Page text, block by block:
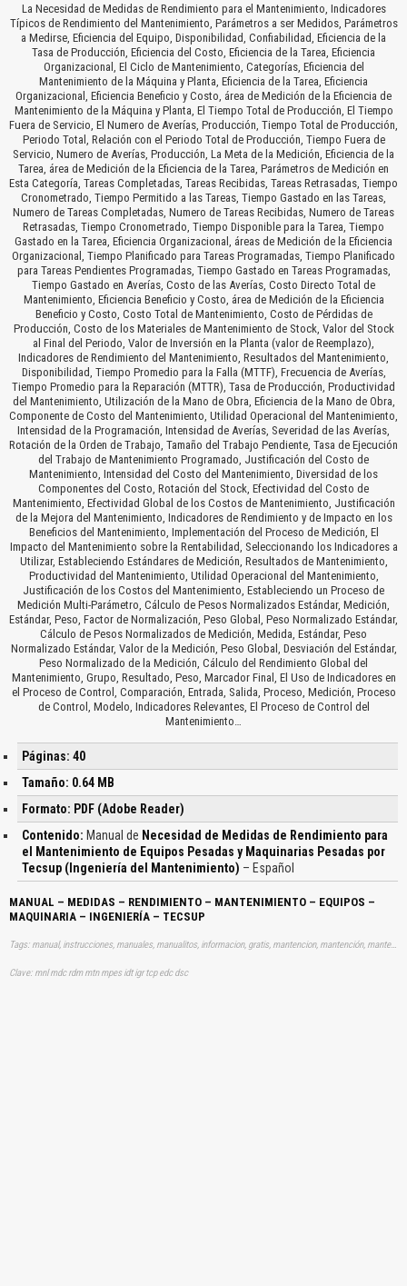
La Necesidad de Medidas de Rendimiento para el Mantenimiento, Indicadores
Típicos de Rendimiento del Mantenimiento, Parámetros a ser Medidos, Parámetros
a Medirse, Eficiencia del Equipo, Disponibilidad, Confiabilidad, Eficiencia de la
Tasa de Producción, Eficiencia del Costo, Eficiencia de la Tarea, Eficiencia
Organizacional, El Ciclo de Mantenimiento, Categorías, Eficiencia del
Mantenimiento de la Máquina y Planta, Eficiencia de la Tarea, Eficiencia
Organizacional, Eficiencia Beneficio y Costo, área de Medición de la Eficiencia de
Mantenimiento de la Máquina y Planta, El Tiempo Total de Producción, El Tiempo
Fuera de Servicio, El Numero de Averías, Producción, Tiempo Total de Producción,
Periodo Total, Relación con el Periodo Total de Producción, Tiempo Fuera de
Servicio, Numero de Averías, Producción, La Meta de la Medición, Eficiencia de la
Tarea, área de Medición de la Eficiencia de la Tarea, Parámetros de Medición en
Esta Categoría, Tareas Completadas, Tareas Recibidas, Tareas Retrasadas, Tiempo
Cronometrado, Tiempo Permitido a las Tareas, Tiempo Gastado en las Tareas,
Numero de Tareas Completadas, Numero de Tareas Recibidas, Numero de Tareas
Retrasadas, Tiempo Cronometrado, Tiempo Disponible para la Tarea, Tiempo
Gastado en la Tarea, Eficiencia Organizacional, áreas de Medición de la Eficiencia
Organizacional, Tiempo Planificado para Tareas Programadas, Tiempo Planificado
para Tareas Pendientes Programadas, Tiempo Gastado en Tareas Programadas,
Tiempo Gastado en Averías, Costo de las Averías, Costo Directo Total de
Mantenimiento, Eficiencia Beneficio y Costo, área de Medición de la Eficiencia
Beneficio y Costo, Costo Total de Mantenimiento, Costo de Pérdidas de
Producción, Costo de los Materiales de Mantenimiento de Stock, Valor del Stock
al Final del Periodo, Valor de Inversión en la Planta (valor de Reemplazo),
Indicadores de Rendimiento del Mantenimiento, Resultados del Mantenimiento,
Disponibilidad, Tiempo Promedio para la Falla (MTTF), Frecuencia de Averías,
Tiempo Promedio para la Reparación (MTTR), Tasa de Producción, Productividad
del Mantenimiento, Utilización de la Mano de Obra, Eficiencia de la Mano de Obra,
Componente de Costo del Mantenimiento, Utilidad Operacional del Mantenimiento,
Intensidad de la Programación, Intensidad de Averías, Severidad de las Averías,
Rotación de la Orden de Trabajo, Tamaño del Trabajo Pendiente, Tasa de Ejecución
del Trabajo de Mantenimiento Programado, Justificación del Costo de
Mantenimiento, Intensidad del Costo del Mantenimiento, Diversidad de los
Componentes del Costo, Rotación del Stock, Efectividad del Costo de
Mantenimiento, Efectividad Global de los Costos de Mantenimiento, Justificación
de la Mejora del Mantenimiento, Indicadores de Rendimiento y de Impacto en los
Beneficios del Mantenimiento, Implementación del Proceso de Medición, El
Impacto del Mantenimiento sobre la Rentabilidad, Seleccionando los Indicadores a
Utilizar, Estableciendo Estándares de Medición, Resultados de Mantenimiento,
Productividad del Mantenimiento, Utilidad Operacional del Mantenimiento,
Justificación de los Costos del Mantenimiento, Estableciendo un Proceso de
Medición Multi-Parámetro, Cálculo de Pesos Normalizados Estándar, Medición,
Estándar, Peso, Factor de Normalización, Peso Global, Peso Normalizado Estándar,
Cálculo de Pesos Normalizados de Medición, Medida, Estándar, Peso
Normalizado Estándar, Valor de la Medición, Peso Global, Desviación del Estándar,
Peso Normalizado de la Medición, Cálculo del Rendimiento Global del
Mantenimiento, Grupo, Resultado, Peso, Marcador Final, El Uso de Indicadores en
el Proceso de Control, Comparación, Entrada, Salida, Proceso, Medición, Proceso
de Control, Modelo, Indicadores Relevantes, El Proceso de Control del
Mantenimiento…
Páginas: 40
Tamaño: 0.64 MB
Formato: PDF (Adobe Reader)
Contenido: Manual de Necesidad de Medidas de Rendimiento para
el Mantenimiento de Equipos Pesadas y Maquinarias Pesadas por
Tecsup (Ingeniería del Mantenimiento) – Español
MANUAL – MEDIDAS – RENDIMIENTO – MANTENIMIENTO – EQUIPOS –
MAQUINARIA – INGENIERÍA – TECSUP
Tags: manual, instrucciones, manuales, manualitos, informacion, gratis, mantencion, mantención, mantenimientos, medida, rendición, rendicion, ingenieria, ingenierías, ingenieros, aprender, descargas
Clave: mnl mdc rdm mtn mpes idt igr tcp edc dsc